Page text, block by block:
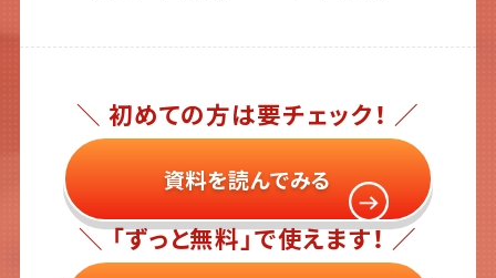
＼ 初めての方は要チェック！ ／
資料を読んでみる
＼ 「ずっと無料」で使えます！ ／